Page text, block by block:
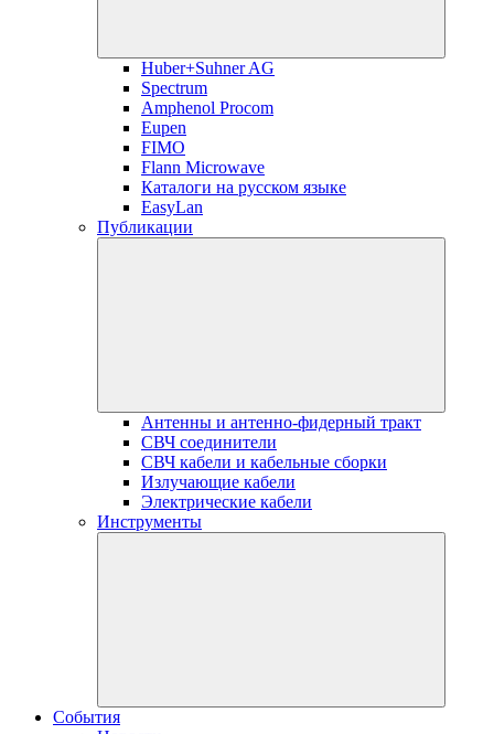
Huber+Suhner AG
Spectrum
Amphenol Procom
Eupen
FIMO
Flann Microwave
Каталоги на русском языке
EasyLan
Публикации
Антенны и антенно-фидерный тракт
СВЧ соединители
СВЧ кабели и кабельные сборки
Излучающие кабели
Электрические кабели
Инструменты
События